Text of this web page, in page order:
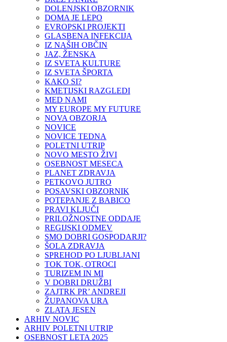
DOLENJSKI OBZORNIK
DOMA JE LEPO
EVROPSKI PROJEKTI
GLASBENA INFEKCIJA
IZ NAŠIH OBČIN
JAZ, ŽENSKA
IZ SVETA KULTURE
IZ SVETA ŠPORTA
KAKO SI?
KMETIJSKI RAZGLEDI
MED NAMI
MY EUROPE MY FUTURE
NOVA OBZORJA
NOVICE
NOVICE TEDNA
POLETNI UTRIP
NOVO MESTO ŽIVI
OSEBNOST MESECA
PLANET ZDRAVJA
PETKOVO JUTRO
POSAVSKI OBZORNIK
POTEPANJE Z BABICO
PRAVI KLJUČI
PRILOŽNOSTNE ODDAJE
REGIJSKI ODMEV
SMO DOBRI GOSPODARJI?
ŠOLA ZDRAVJA
SPREHOD PO LJUBLJANI
TOK TOK, OTROCI
TURIZEM IN MI
V DOBRI DRUŽBI
ZAJTRK PR’ ANDREJI
ŽUPANOVA URA
ZLATA JESEN
ARHIV NOVIC
ARHIV POLETNI UTRIP
OSEBNOST LETA 2025